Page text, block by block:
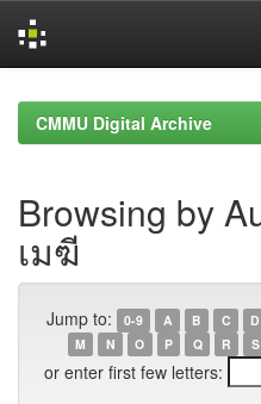
navigationCMMU Digital Archive
Browsing by
เมฆี
Jump to: 0-9 A B C D
M
N O P Q R S
or enter first few letters: